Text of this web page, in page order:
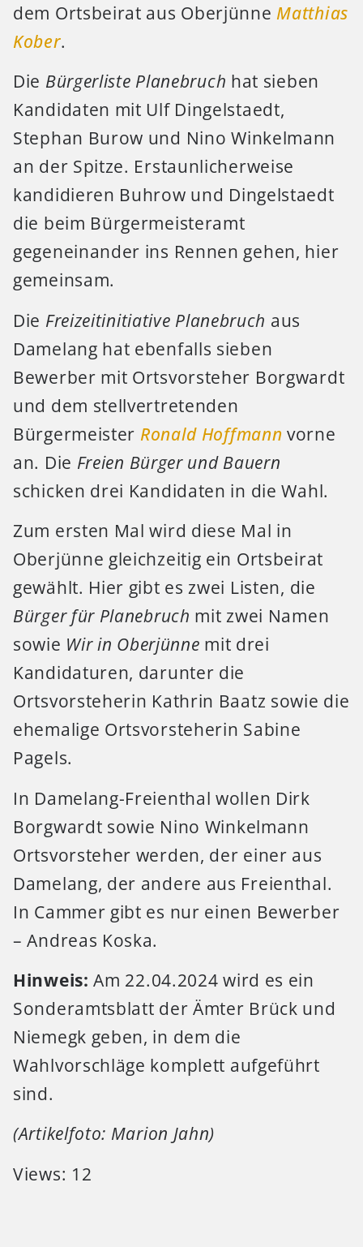
dem Ortsbeirat aus OberjünneMatthias
Kober.
Die Bürgerliste Planebruch hat sieben
Kandidaten mit Ulf Dingelstaedt,
Stephan Burow und Nino Winkelmann
an der Spitze. Erstaunlicherweise
kandidieren Buhrow und Dingelstaedt
die beim Bürgermeisteramt
gegeneinander ins Rennen gehen, hier
gemeinsam.
Die Freizeitinitiative Planebruch aus
Damelang hat ebenfalls sieben
Bewerber mit Ortsvorsteher Borgwardt
und dem stellvertretenden
Bürgermeister Ronald Hoffmann vorne
an. Die Freien Bürger und Bauern
schicken drei Kandidaten in die Wahl.
Zum ersten Mal wird diese Mal in
Oberjünne gleichzeitig ein Ortsbeirat
gewählt. Hier gibt es zwei Listen, die
Bürger für Planebruch mit zwei Namen
sowie Wir in Oberjünne mit drei
Kandidaturen, darunter die
Ortsvorsteherin Kathrin Baatz sowie die
ehemalige Ortsvorsteherin Sabine
Pagels.
In Damelang-Freienthal wollen Dirk
Borgwardt sowie Nino Winkelmann
Ortsvorsteher werden, der einer aus
Damelang, der andere aus Freienthal.
In Cammer gibt es nur einen Bewerber
– Andreas Koska.
Hinweis: Am 22.04.2024 wird es ein
Sonderamtsblatt der Ämter Brück und
Niemegk geben, in dem die
Wahlvorschläge komplett aufgeführt
sind.
(Artikelfoto: Marion Jahn)
Views: 12